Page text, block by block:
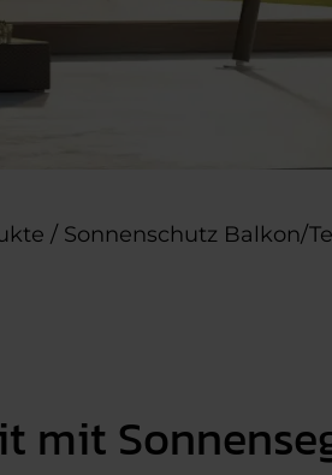
/ Sonnenschutz Balkon/
mit